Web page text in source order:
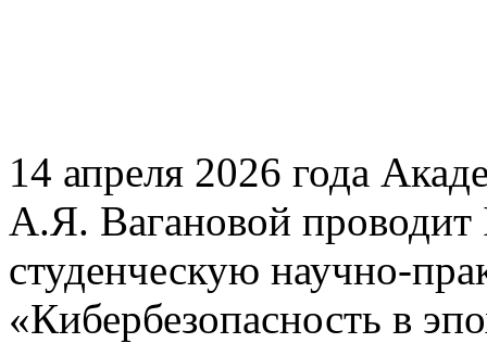
14 апреля 2026 года
А.Я. Вагановой
студенческую научно-
«Кибербезопасность в